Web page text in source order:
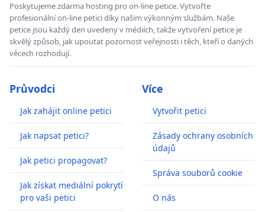
Poskytujeme zdarma hosting pro on-line petice. Vytvořte
profesionální on-line petici díky našim výkonným službám. Naše
petice jsou každý den uvedeny v médiích, takže vytvoření petice je
skvělý způsob, jak upoutat pozornost veřejnosti i těch, kteří o daných
věcech rozhodují.
Průvodci
Jak zahájit online petici
Jak napsat petici?
Jak petici propagovat?
Jak získat mediální pokrytí
pro vaši petici
Více
Vytvořit petici
Zásady ochrany osobních
údajů
Správa souborů cookie
O nás